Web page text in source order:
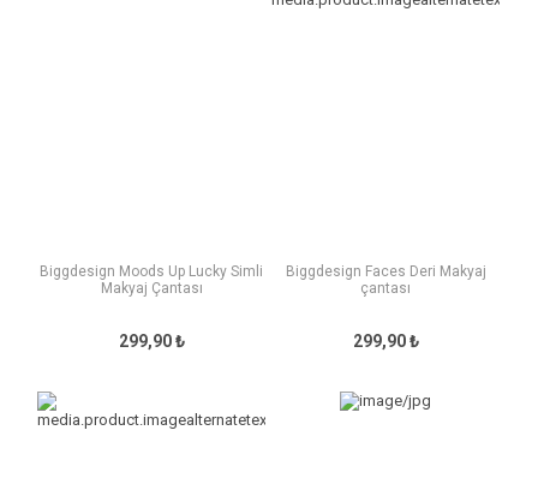
Biggdesign Moods Up Lucky Simli
Makyaj Çantası
299,90 ₺
Biggdesign Faces Deri Makyaj
çantası
299,90 ₺